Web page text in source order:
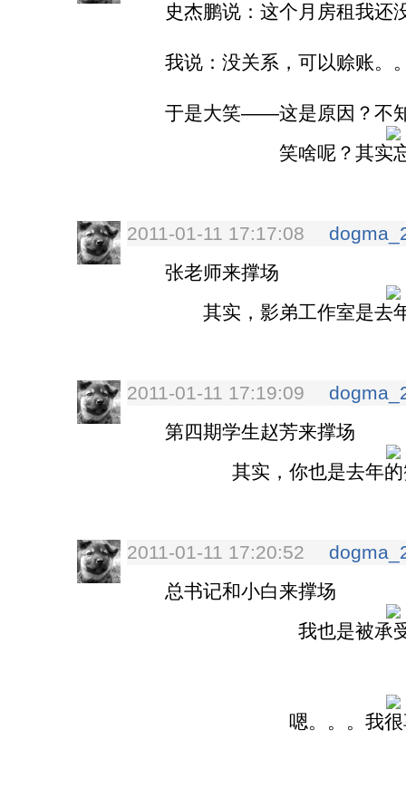
史杰鹏说：这个月房租我还
我说：没关系，可以赊账。
于是大笑——这是原因？不
笑啥呢？其实
2011-01-11 17:17:08
张老师来撑场
其实，影弟工作室是去
2011-01-11 17:19:09
第四期学生赵芳来撑场
其实，你也是去年
2011-01-11 17:20:52
总书记和小白来撑场
我也是被承
嗯。。。我